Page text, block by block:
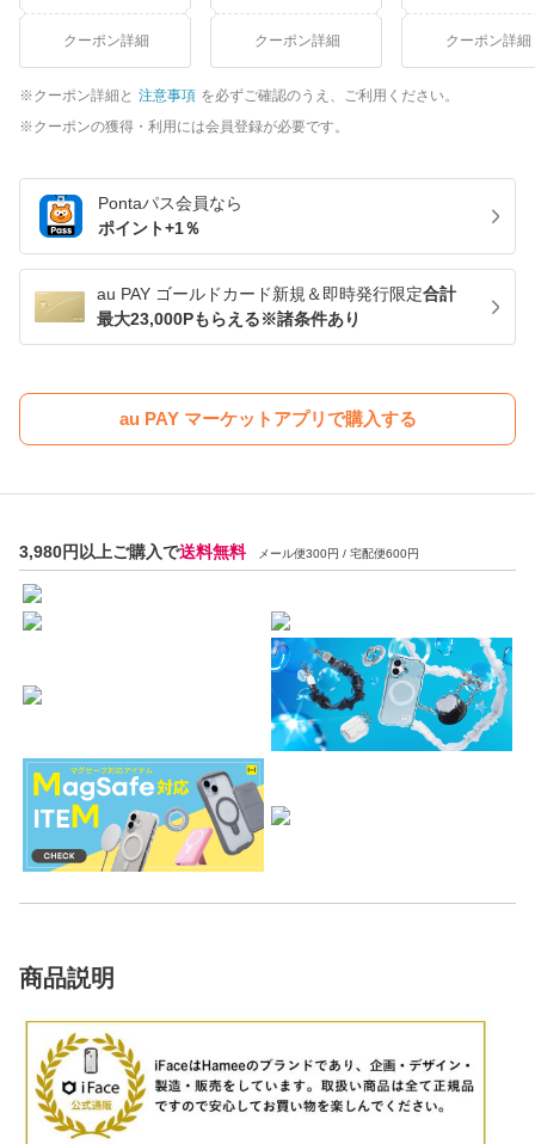
クーポン詳細 クーポン詳細 クーポン詳細
クーポン詳細と 注意事項 を必ずご確認のうえ、ご利用ください。
クーポンの獲得・利用には会員登録が必要です。
Pontaパス会員なら
ポイント+1％
au PAY ゴールドカード新規＆即時発行限定合計
最大23,000Pもらえる※諸条件あり
au PAY マーケットアプリで購入する
3,980円以上ご購入で送料無料メール便300円 / 宅配便600円
商品説明